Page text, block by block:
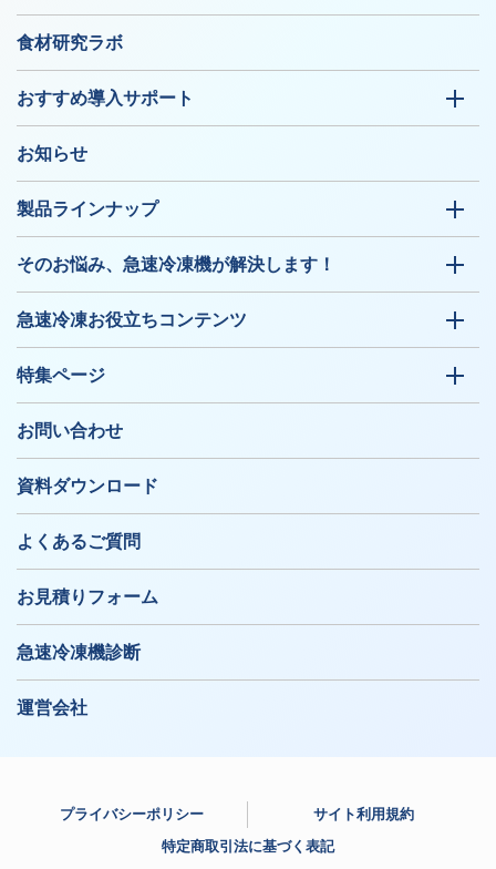
食材研究ラボ
おすすめ導入サポート
お知らせ
製品ラインナップ
そのお悩み、急速冷凍機が解決します！
急速冷凍お役立ちコンテンツ
特集ページ
お問い合わせ
資料ダウンロード
よくあるご質問
お見積りフォーム
急速冷凍機診断
運営会社
プライバシーポリシー
サイト利用規約
特定商取引法に基づく表記